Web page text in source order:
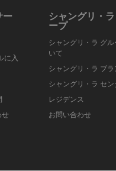
ー
に入
シャングリ・
ープ
シャングリ・ラ グル
いて
シャングリ・ラ ブラ
シャングリ・ラ セン
レジデンス
お問い合わせ